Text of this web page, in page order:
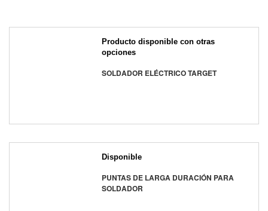
Producto disponible con otras
opciones
SOLDADOR ELÉCTRICO TARGET
Disponible
PUNTAS DE LARGA DURACIÓN PARA
SOLDADOR